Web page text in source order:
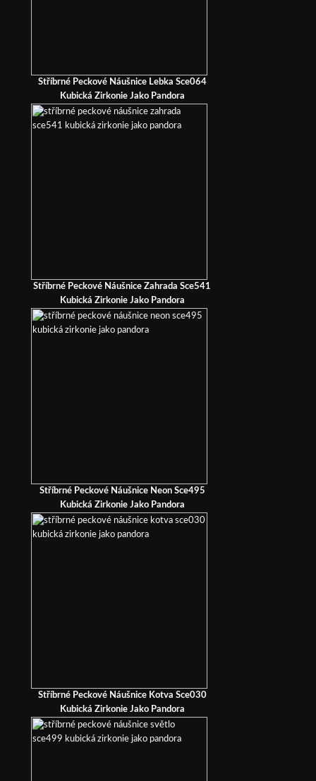
Stříbrné Peckové Náušnice Lebka Sce064
Kubická Zirkonie Jako Pandora
Stříbrné Peckové Náušnice Zahrada Sce541
Kubická Zirkonie Jako Pandora
Stříbrné Peckové Náušnice Neon Sce495
Kubická Zirkonie Jako Pandora
Stříbrné Peckové Náušnice Kotva Sce030
Kubická Zirkonie Jako Pandora